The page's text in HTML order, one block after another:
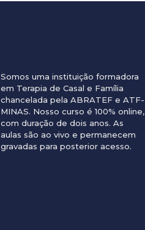
Somos uma instituição formadora
em Terapia de Casal e Família
chancelada pela ABRATEF e ATF-
MINAS. Nosso curso é 100% online,
com duração de dois anos. As
aulas são ao vivo e permanecem
gravadas para posterior acesso.